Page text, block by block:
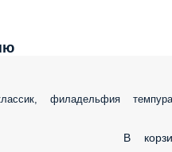
филадельфия темпура
В